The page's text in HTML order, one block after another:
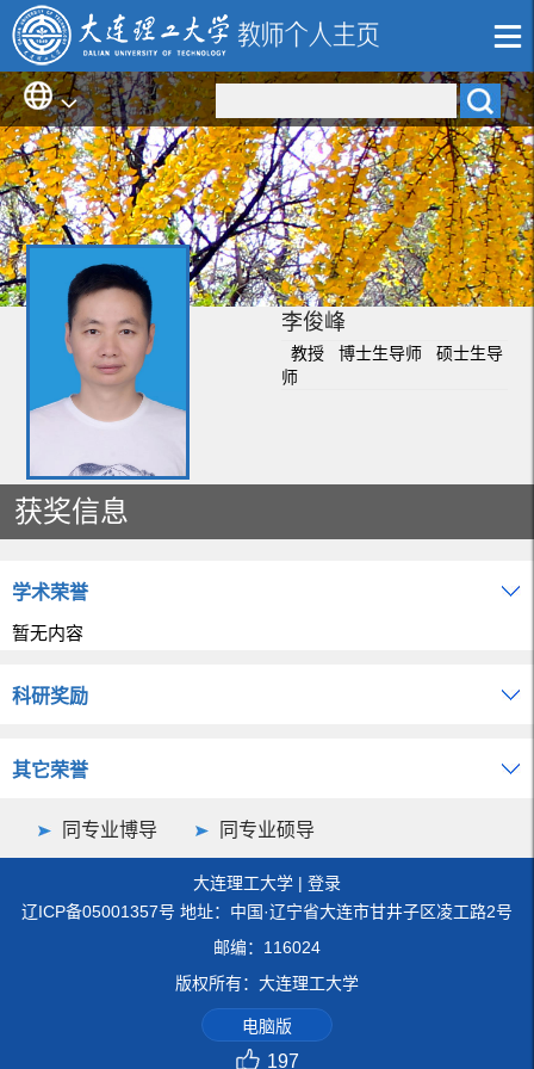
李俊峰
教授 博士生导师 硕士生导
师
获奖信息
学术荣誉
暂无内容
科研奖励
其它荣誉
同专业博导 同专业硕导
大连理工大学 | 登录
辽ICP备05001357号 地址：中国·辽宁省大连市甘井子区凌工路2号
邮编：116024
版权所有：大连理工大学
电脑版
197